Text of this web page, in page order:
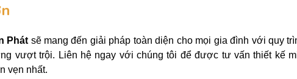
Phát sẽ mang đến giải pháp toàn diện cho mọi gia đình với quy
vượt trội. Liên hệ ngay với chúng tôi để được tư vấn thiết kế
vẹn nhất.